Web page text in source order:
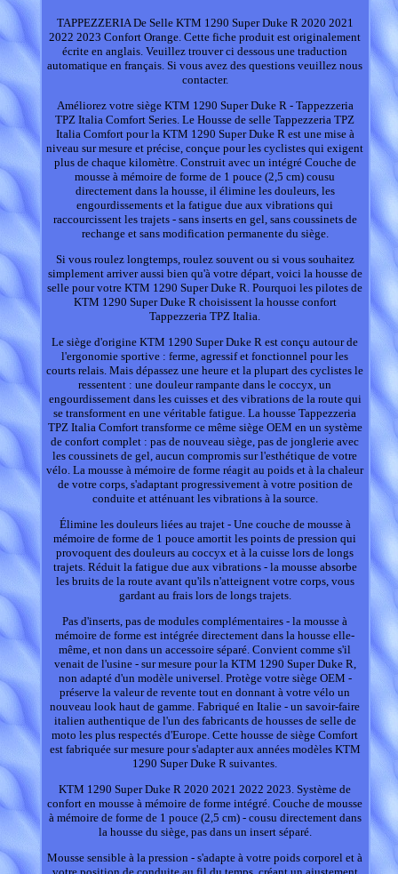
TAPPEZZERIA De Selle KTM 1290 Super Duke R 2020 2021
2022 2023 Confort Orange. Cette fiche produit est originalement
écrite en anglais. Veuillez trouver ci dessous une traduction
automatique en français. Si vous avez des questions veuillez nous
contacter.
Améliorez votre siège KTM 1290 Super Duke R - Tappezzeria
TPZ Italia Comfort Series. Le Housse de selle Tappezzeria TPZ
Italia Comfort pour la KTM 1290 Super Duke R est une mise à
niveau sur mesure et précise, conçue pour les cyclistes qui exigent
plus de chaque kilomètre. Construit avec un intégré Couche de
mousse à mémoire de forme de 1 pouce (2,5 cm) cousu
directement dans la housse, il élimine les douleurs, les
engourdissements et la fatigue due aux vibrations qui
raccourcissent les trajets - sans inserts en gel, sans coussinets de
rechange et sans modification permanente du siège.
Si vous roulez longtemps, roulez souvent ou si vous souhaitez
simplement arriver aussi bien qu'à votre départ, voici la housse de
selle pour votre KTM 1290 Super Duke R. Pourquoi les pilotes de
KTM 1290 Super Duke R choisissent la housse confort
Tappezzeria TPZ Italia.
Le siège d'origine KTM 1290 Super Duke R est conçu autour de
l'ergonomie sportive : ferme, agressif et fonctionnel pour les
courts relais. Mais dépassez une heure et la plupart des cyclistes le
ressentent : une douleur rampante dans le coccyx, un
engourdissement dans les cuisses et des vibrations de la route qui
se transforment en une véritable fatigue. La housse Tappezzeria
TPZ Italia Comfort transforme ce même siège OEM en un système
de confort complet : pas de nouveau siège, pas de jonglerie avec
les coussinets de gel, aucun compromis sur l'esthétique de votre
vélo. La mousse à mémoire de forme réagit au poids et à la chaleur
de votre corps, s'adaptant progressivement à votre position de
conduite et atténuant les vibrations à la source.
Élimine les douleurs liées au trajet - Une couche de mousse à
mémoire de forme de 1 pouce amortit les points de pression qui
provoquent des douleurs au coccyx et à la cuisse lors de longs
trajets. Réduit la fatigue due aux vibrations - la mousse absorbe
les bruits de la route avant qu'ils n'atteignent votre corps, vous
gardant au frais lors de longs trajets.
Pas d'inserts, pas de modules complémentaires - la mousse à
mémoire de forme est intégrée directement dans la housse elle-
même, et non dans un accessoire séparé. Convient comme s'il
venait de l'usine - sur mesure pour la KTM 1290 Super Duke R,
non adapté d'un modèle universel. Protège votre siège OEM -
préserve la valeur de revente tout en donnant à votre vélo un
nouveau look haut de gamme. Fabriqué en Italie - un savoir-faire
italien authentique de l'un des fabricants de housses de selle de
moto les plus respectés d'Europe. Cette housse de siège Comfort
est fabriquée sur mesure pour s'adapter aux années modèles KTM
1290 Super Duke R suivantes.
KTM 1290 Super Duke R 2020 2021 2022 2023. Système de
confort en mousse à mémoire de forme intégré. Couche de mousse
à mémoire de forme de 1 pouce (2,5 cm) - cousu directement dans
la housse du siège, pas dans un insert séparé.
Mousse sensible à la pression - s'adapte à votre poids corporel et à